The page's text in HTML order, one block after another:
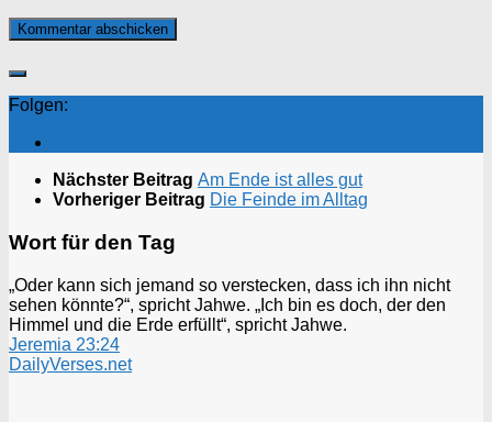
Folgen:
Nächster Beitrag Am Ende ist alles gut
Vorheriger Beitrag Die Feinde im Alltag
Wort für den Tag
„Oder kann sich jemand so verstecken, dass ich ihn nicht
sehen könnte?“, spricht Jahwe. „Ich bin es doch, der den
Himmel und die Erde erfüllt“, spricht Jahwe.
Jeremia 23:24
DailyVerses.net